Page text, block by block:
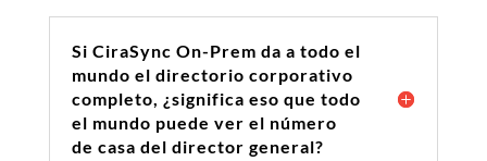
Si CiraSync On-Prem da a todo el
mundo el directorio corporativo
completo, ¿significa eso que todo
el mundo puede ver el número
de casa del director general?